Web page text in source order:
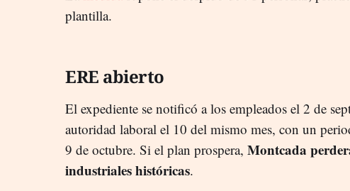
plantilla.
ERE abierto
El expediente se notificó a los empleados el 2 de
autoridad laboral el 10 del mismo mes, con un
9 de octubre. Si el plan prospera, Montcada
industriales históricas.